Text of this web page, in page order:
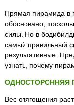
Прямая пирамида в
обосновано,
силы. Но в
самый правильный
результативные.
узнать, почему
ОДНОСТОРОННЯЯ
Вес отягощения